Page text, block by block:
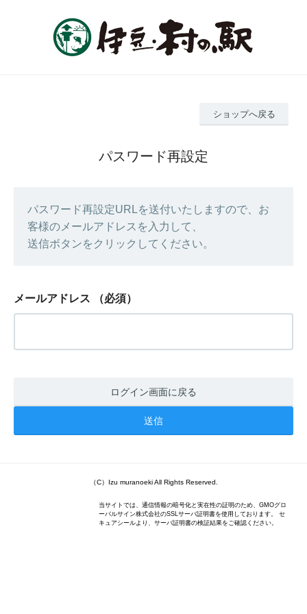
ショップへ戻る
パスワード再設定
パスワード再設定URLを送付いたしますので、お
客様のメールアドレスを入力して、
送信ボタンをクリックしてください。
メールアドレス （必須）
ログイン画面に戻る
（C）Izu muranoeki All Rights Reserved.
当サイトでは、通信情報の暗号化と実在性の証明のため、GMOグロ
ーバルサイン株式会社のSSLサーバ証明書を使用しております。 セ
キュアシールより、サーバ証明書の検証結果をご確認ください。